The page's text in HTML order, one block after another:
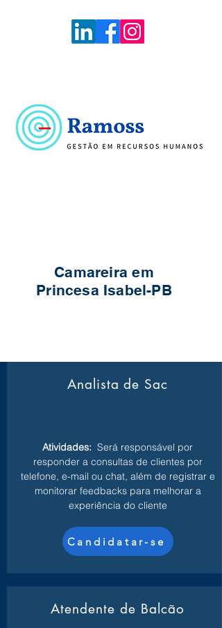
Camareira em
Princesa Isabel-PB
Analista de Sac
Atividades: Será responsável por
responder a consultas de clientes por
telefone, e-mail ou chat, além de registrar e
monitorar feedbacks para melhorar a
experiência do cliente
Candidatar-se
Atendente de Balcão